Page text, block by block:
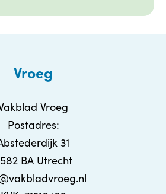
Vroeg
Vroeg
Postadres:
31
BA Utrecht